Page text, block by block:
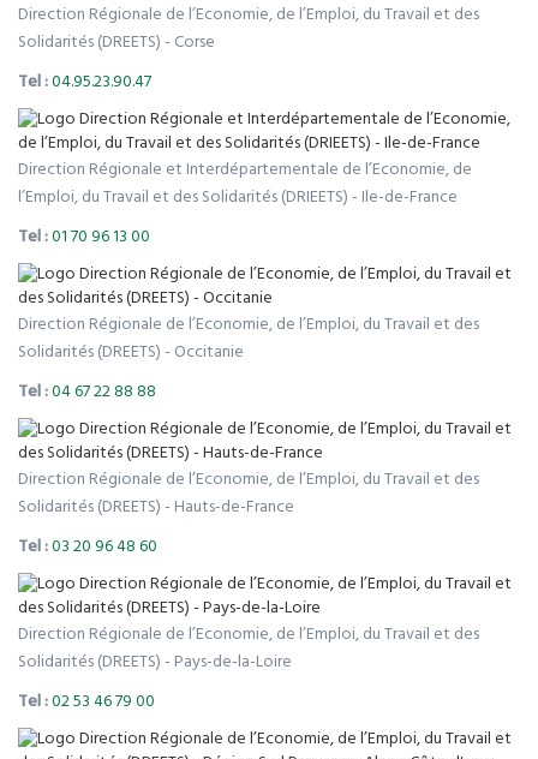
Direction Régionale de l’Economie, de l’Emploi, du Travail et des
Solidarités (DREETS) - Corse
Tel :04.95.23.90.47
Direction Régionale et Interdépartementale de l’Economie, de
l’Emploi, du Travail et des Solidarités (DRIEETS) - Ile-de-France
Tel :01 70 96 13 00
Direction Régionale de l’Economie, de l’Emploi, du Travail et des
Solidarités (DREETS) - Occitanie
Tel :04 67 22 88 88
Direction Régionale de l’Economie, de l’Emploi, du Travail et des
Solidarités (DREETS) - Hauts-de-France
Tel :03 20 96 48 60
Direction Régionale de l’Economie, de l’Emploi, du Travail et des
Solidarités (DREETS) - Pays-de-la-Loire
Tel :02 53 46 79 00